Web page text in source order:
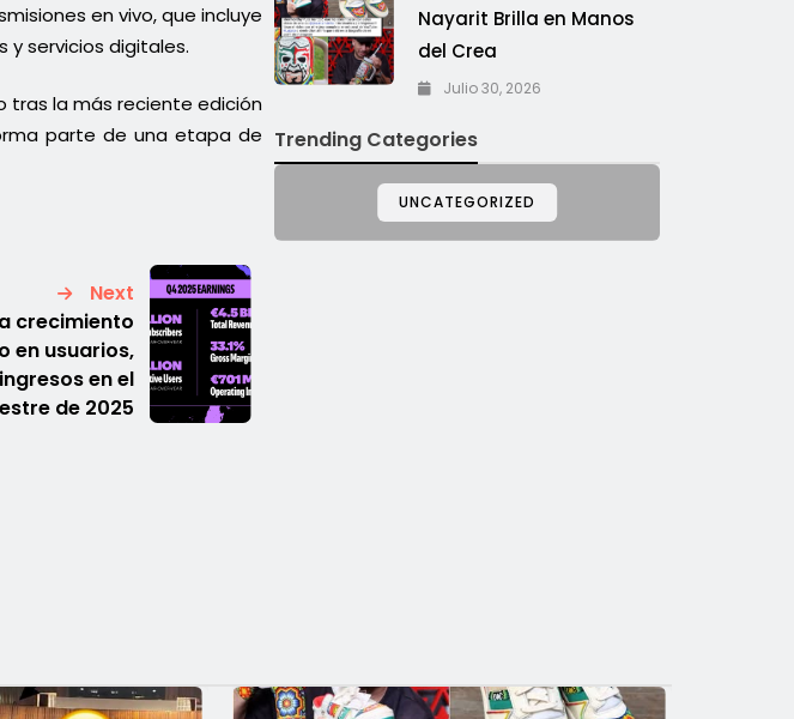
en vivo, que incluye
servicios digitales.
tras la más reciente edición
parte de una etapa de
Next
crecimiento
en usuarios,
en el
de 2025
Nayarit Brilla en Manos
del Crea
Julio 30, 2026
Trending Categories
UNCATEGORIZED